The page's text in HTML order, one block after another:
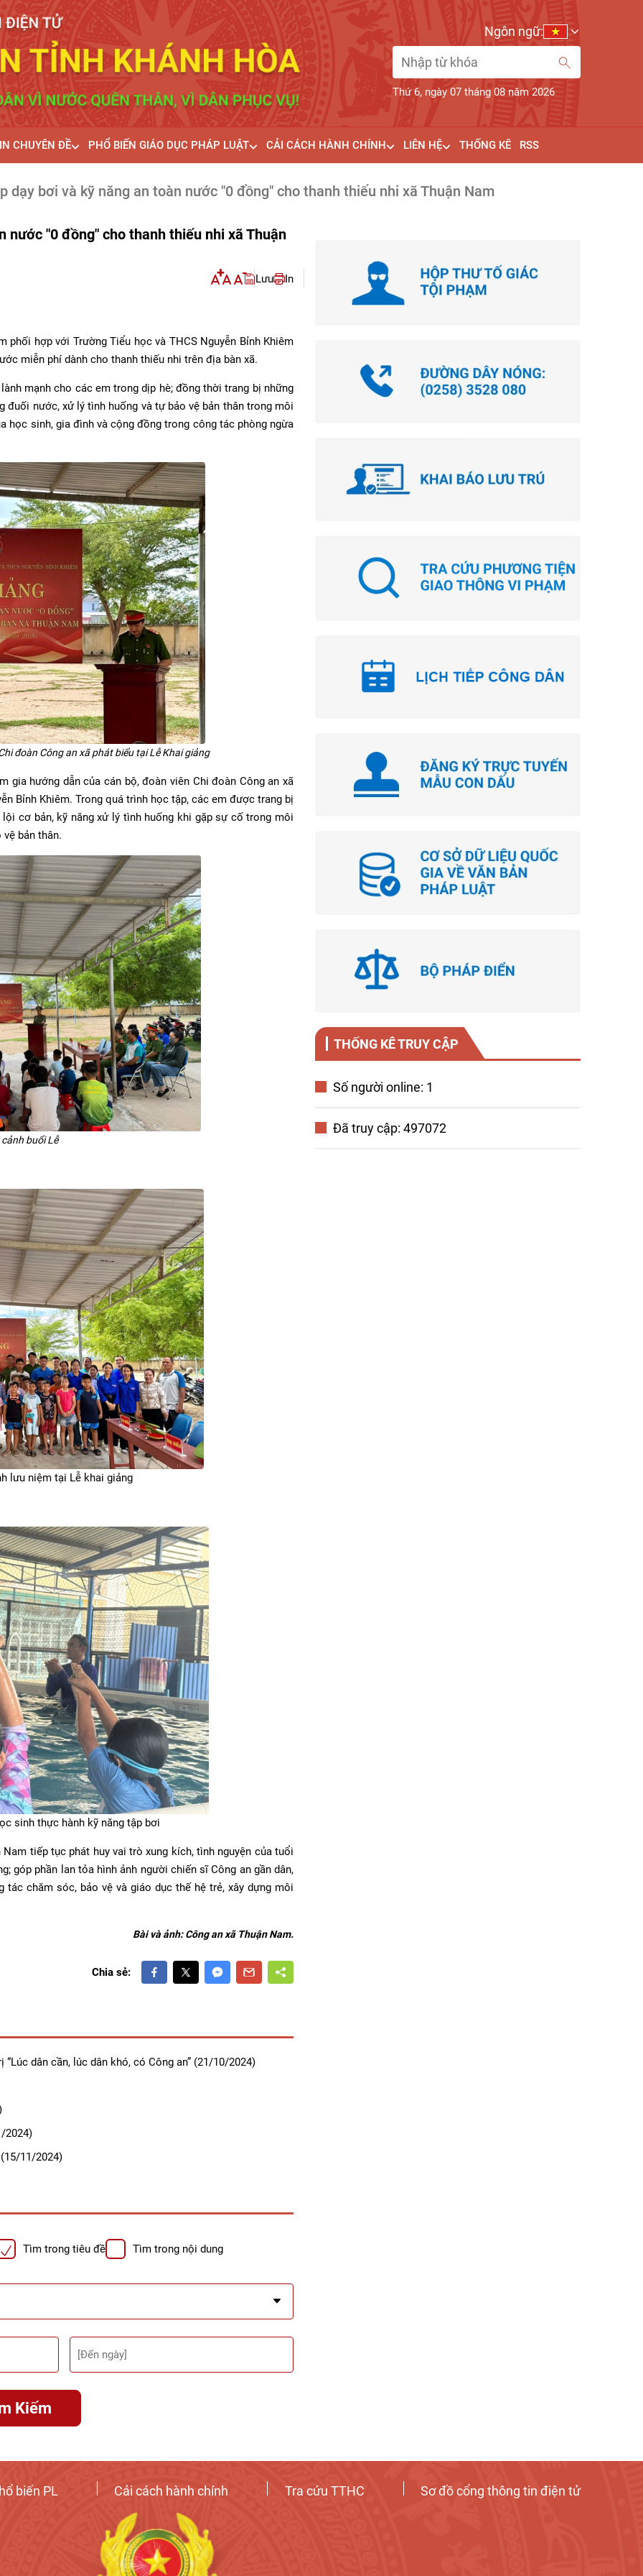
Thứ 6, ngày 07 tháng 08 năm 2026
Ngôn ngữ:
CHUYÊN ĐỀ PHỔ BIẾN GIÁO DỤC PHÁP LUẬT CẢI CÁCH HÀNH CHÍNH LIÊN HỆ THỐNG KÊ RSS
dạy bơi và kỹ năng an toàn nước "0 đồng" cho thanh thiếu nhi xã Thuận Nam
nước "0 đồng" cho thanh thiếu nhi xã Thuận
Lưu In
phối hợp với Trường Tiểu học và THCS Nguyễn Bỉnh Khiêm
miễn phí dành cho thanh thiếu nhi trên địa bàn xã.
mạnh cho các em trong dịp hè; đồng thời trang bị những
đuối nước, xử lý tình huống và tự bảo vệ bản thân trong môi
học sinh, gia đình và cộng đồng trong công tác phòng ngừa
đoàn Công an xã phát biểu tại Lễ Khai giảng
hướng dẫn của cán bộ, đoàn viên Chi đoàn Công an xã
Bỉnh Khiêm. Trong quá trình học tập, các em được trang bị
cơ bản, kỹ năng xử lý tình huống khi gặp sự cố trong môi
bản thân.
buổi Lễ
lưu niệm tại Lễ khai giảng
sinh thực hành kỹ năng tập bơi
tiếp tục phát huy vai trò xung kích, tình nguyện của tuổi
góp phần lan tỏa hình ảnh người chiến sĩ Công an gần dân,
tác chăm sóc, bảo vệ và giáo dục thế hệ trẻ, xây dựng môi
Bài và ảnh: Công an xã Thuận Nam.
Chia sẻ:
dân cần, lúc dân khó, có Công an” (21/10/2024)
2024)
11/2024)
Tìm trong tiêu đề Tìm trong nội dung
Kiếm
THỐNG KÊ TRUY CẬP
Số người online: 1
Đã truy cập: 497072
biến PL Cải cách hành chính Tra cứu TTHC
Sơ đồ cổng thông tin điện tử